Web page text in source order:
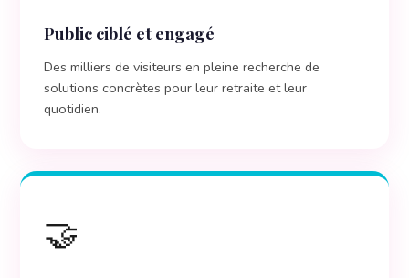
Public ciblé et engagé
Des milliers de visiteurs en pleine recherche de
solutions concrètes pour leur retraite et leur
quotidien.
🤝